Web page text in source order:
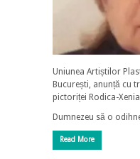
Uniunea Artiștilor
București, anunță cu
pictoriței Rodica-
Dumnezeu să o
Read More